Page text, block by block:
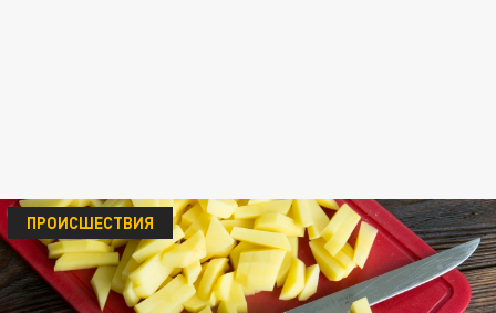
ПРОИСШЕСТВИЯ